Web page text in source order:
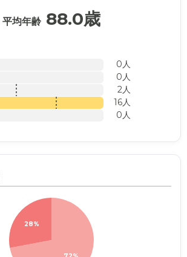
平均年齢 88.0歳
0人
0人
2人
16人
0人
28%